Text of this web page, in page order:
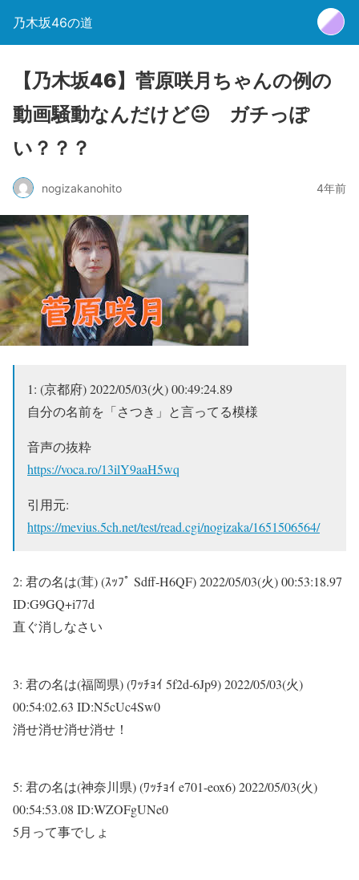
乃木坂46の道
【乃木坂46】菅原咲月ちゃんの例の
動画騒動なんだけど😐 ガチっぽ
い？？？
nogizakanohito 4年前
1: (京都府)2022/05/03(火) 00:49:24.89
自分の名前を「さつき」と言ってる模様
音声の抜粋
https://voca.ro/13ilY9aaH5wq
引用元:
https://mevius.5ch.net/test/read.cgi/nogizaka/1651506564/
2: 君の名は(茸) (ｽｯﾌﾟ Sdff-H6QF)2022/05/03(火) 00:53:18.97
ID:G9GQ+i77d
直ぐ消しなさい
3: 君の名は(福岡県) (ﾜｯﾁｮｲ 5f2d-6Jp9)2022/05/03(火)
00:54:02.63 ID:N5cUc4Sw0
消せ消せ消せ消せ！
5: 君の名は(神奈川県) (ﾜｯﾁｮｲ e701-eox6)2022/05/03(火)
00:54:53.08 ID:WZOFgUNe0
5月って事でしょ